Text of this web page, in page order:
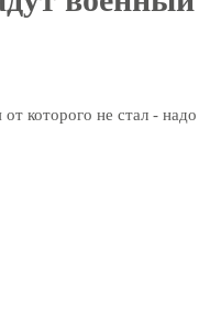
которого не стал - надо